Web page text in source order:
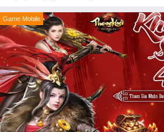
Game Mobile